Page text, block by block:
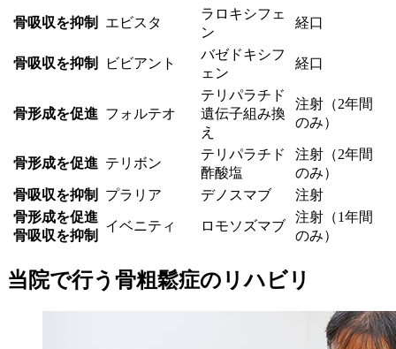
骨吸収を抑制 エビスタ
ラロキシフェ
ン
経口
骨吸収を抑制 ビビアント
バゼドキシフ
ェン
経口
骨形成を促進 フォルテオ
テリパラチド
遺伝子組み換
え
注射（2年間
のみ）
骨形成を促進 テリボン
テリパラチド
酢酸塩
注射（2年間
のみ）
骨吸収を抑制
プラリア デノスマブ
注射
骨形成を促進
骨吸収を抑制
イベニティ ロモソズマブ
注射（1年間
のみ）
当院で行う骨粗鬆症のリハビリ